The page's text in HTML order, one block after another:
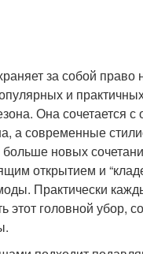
за собой право
и
Она сочетается с
а современные
новых
открытием и
Практически
этот головной убор,